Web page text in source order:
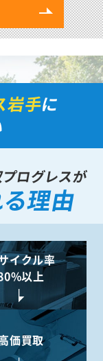
岩手に
ログレスが
理由
イクル率
以上
価買取